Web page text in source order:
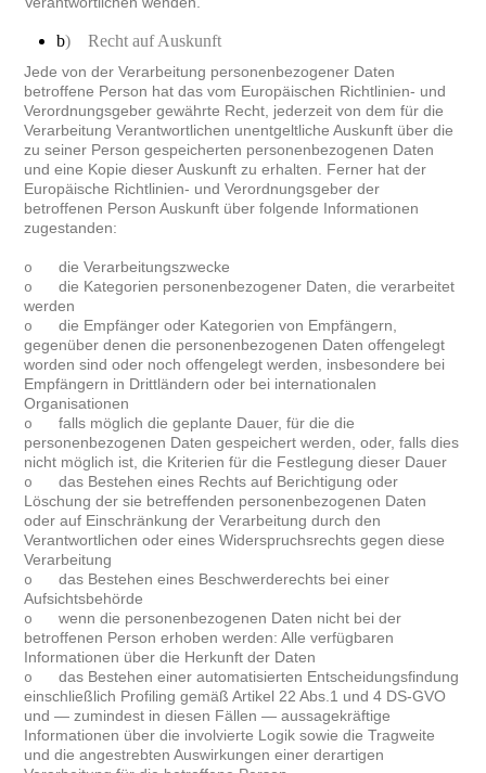
b) Recht auf Auskunft
Jede von der Verarbeitung personenbezogener Daten
betroffene Person hat das vom Europäischen Richtlinien- und
Verordnungsgeber gewährte Recht, jederzeit von dem für die
Verarbeitung Verantwortlichen unentgeltliche Auskunft über die
zu seiner Person gespeicherten personenbezogenen Daten
und eine Kopie dieser Auskunft zu erhalten. Ferner hat der
Europäische Richtlinien- und Verordnungsgeber der
betroffenen Person Auskunft über folgende Informationen
zugestanden:
odie Verarbeitungszwecke
odie Kategorien personenbezogener Daten, die verarbeitet
werden
odie Empfänger oder Kategorien von Empfängern,
gegenüber denen die personenbezogenen Daten offengelegt
worden sind oder noch offengelegt werden, insbesondere bei
Empfängern in Drittländern oder bei internationalen
Organisationen
ofalls möglich die geplante Dauer, für die die
personenbezogenen Daten gespeichert werden, oder, falls dies
nicht möglich ist, die Kriterien für die Festlegung dieser Dauer
odas Bestehen eines Rechts auf Berichtigung oder
Löschung der sie betreffenden personenbezogenen Daten
oder auf Einschränkung der Verarbeitung durch den
Verantwortlichen oder eines Widerspruchsrechts gegen diese
Verarbeitung
odas Bestehen eines Beschwerderechts bei einer
Aufsichtsbehörde
owenn die personenbezogenen Daten nicht bei der
betroffenen Person erhoben werden: Alle verfügbaren
Informationen über die Herkunft der Daten
odas Bestehen einer automatisierten Entscheidungsfindung
einschließlich Profiling gemäß Artikel 22 Abs.1 und 4 DS-GVO
und — zumindest in diesen Fällen — aussagekräftige
Informationen über die involvierte Logik sowie die Tragweite
und die angestrebten Auswirkungen einer derartigen